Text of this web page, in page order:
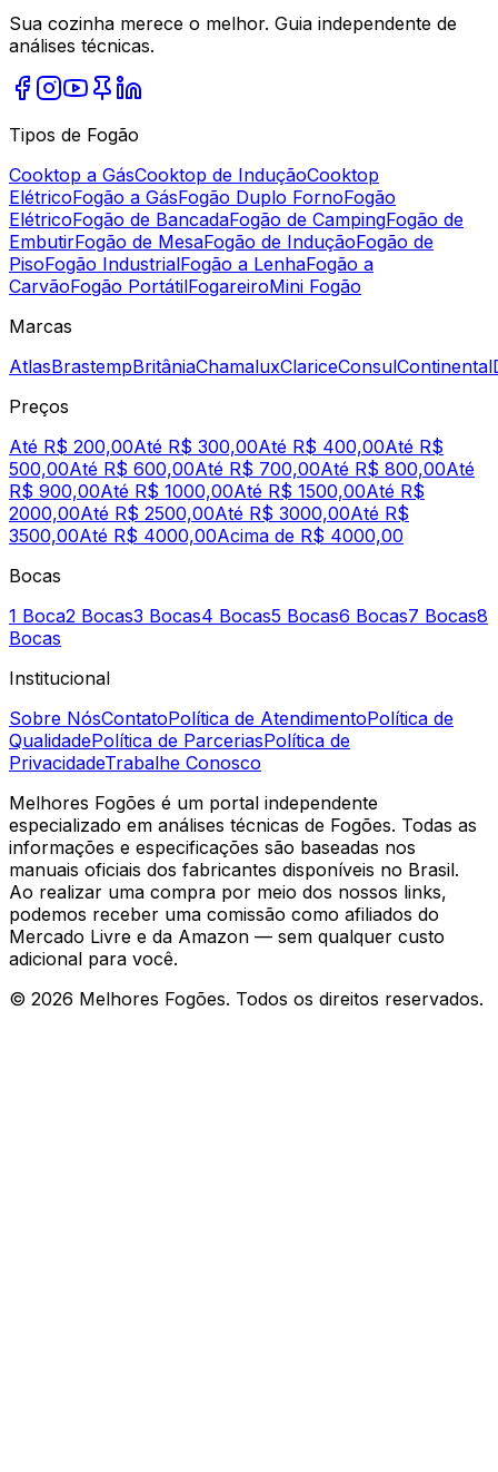
Sua cozinha merece o melhor. Guia independente de
análises técnicas.
Tipos de Fogão
Cooktop a GásCooktop de InduçãoCooktop
ElétricoFogão a GásFogão Duplo FornoFogão
ElétricoFogão de BancadaFogão de CampingFogão de
EmbutirFogão de MesaFogão de InduçãoFogão de
PisoFogão IndustrialFogão a LenhaFogão a
CarvãoFogão PortátilFogareiroMini Fogão
Marcas
AtlasBrastempBritâniaChamaluxClariceConsulContinental
Preços
Até R$ 200,00Até R$ 300,00Até R$ 400,00Até R$
500,00Até R$ 600,00Até R$ 700,00Até R$ 800,00Até
R$ 900,00Até R$ 1000,00Até R$ 1500,00Até R$
2000,00Até R$ 2500,00Até R$ 3000,00Até R$
3500,00Até R$ 4000,00Acima de R$ 4000,00
Bocas
1 Boca2 Bocas3 Bocas4 Bocas5 Bocas6 Bocas7 Bocas8
Bocas
Institucional
Sobre NósContatoPolítica de AtendimentoPolítica de
QualidadePolítica de ParceriasPolítica de
PrivacidadeTrabalhe Conosco
Melhores Fogões é um portal independente
especializado em análises técnicas de Fogões. Todas as
informações e especificações são baseadas nos
manuais oficiais dos fabricantes disponíveis no Brasil.
Ao realizar uma compra por meio dos nossos links,
podemos receber uma comissão como afiliados do
Mercado Livre e da Amazon — sem qualquer custo
adicional para você.
© 2026 Melhores Fogões. Todos os direitos reservados.